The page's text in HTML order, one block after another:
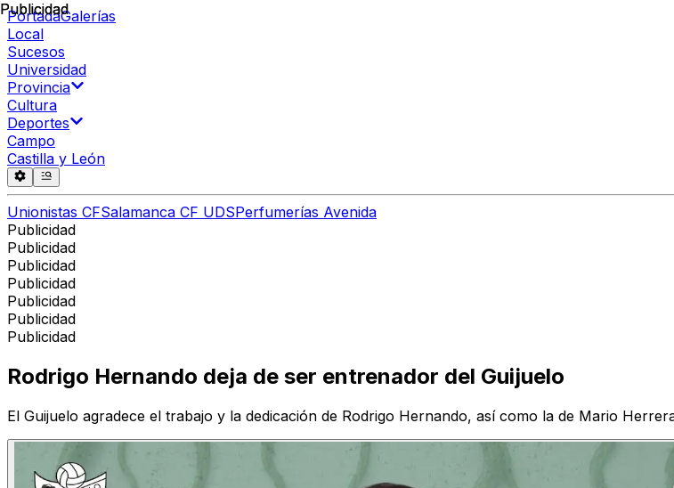
PortadaGalerías
Local
Sucesos
Universidad
Provincia
Cultura
Deportes
Campo
Castilla y León
Unionistas CFSalamanca CF UDSPerfumerías Avenida
Publicidad
Publicidad
Publicidad
Publicidad
Publicidad
Publicidad
Publicidad
Publicidad
Rodrigo Hernando deja de ser entrenador del Guijuelo
El Guijuelo agradece el trabajo y la dedicación de Rodrigo Hernando, así como la de Mario
Publicidad